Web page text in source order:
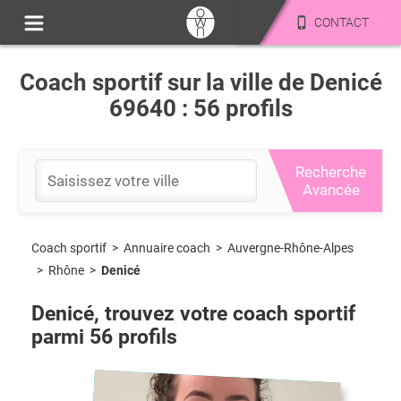
CONTACT
Coach sportif sur la ville de Denicé
69640 : 56 profils
Recherche
Avancée
Coach sportif > Annuaire coach > Auvergne-Rhône-Alpes
> Rhône > Denicé
Denicé, trouvez votre coach sportif
parmi 56 profils